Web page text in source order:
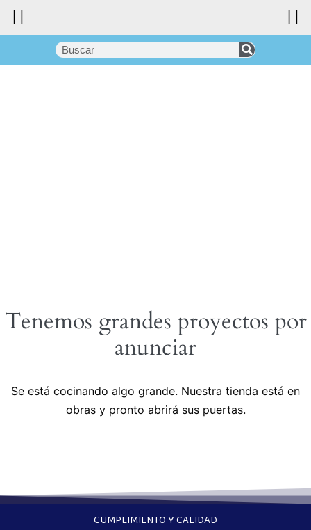
Tenemos grandes proyectos por
anunciar
Se está cocinando algo grande. Nuestra tienda está en
obras y pronto abrirá sus puertas.
CUMPLIMIENTO Y CALIDAD